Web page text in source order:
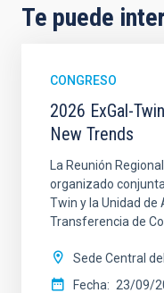
Te puede
CONGRESO
2026 ExGal-
New Trends
La Reunión
organizado
Twin y la Unidad de
Transferencia de
Sede Central
Fecha
23/09/